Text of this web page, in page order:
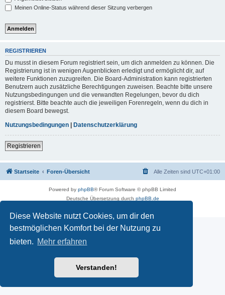
Diese Website nutzt Cookies, um dir den
bestmöglichen Komfort bei der Nutzung zu
bieten. Mehr erfahren
Verstanden!
Meinen Online-Status während dieser Sitzung verbergen
REGISTRIEREN
Du musst in diesem Forum registriert sein, um dich anmelden zu können. Die
Registrierung ist in wenigen Augenblicken erledigt und ermöglicht dir, auf
weitere Funktionen zuzugreifen. Die Board-Administration kann registrierten
Benutzern auch zusätzliche Berechtigungen zuweisen. Beachte bitte unsere
Nutzungsbedingungen und die verwandten Regelungen, bevor du dich
registrierst. Bitte beachte auch die jeweiligen Forenregeln, wenn du dich in
diesem Board bewegst.
Nutzungsbedingungen | Datenschutzerklärung
Registrieren
Startseite Foren-Übersicht Alle Zeiten sind UTC+01:00
Powered by phpBB® Forum Software © phpBB Limited
Deutsche Übersetzung durch phpBB.de